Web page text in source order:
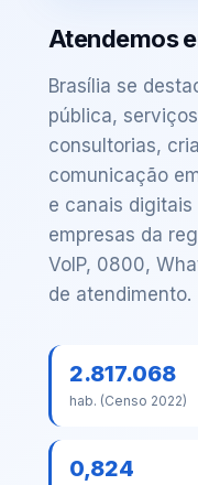
Atendemos
Brasília se
pública,
consultorias,
comunicação
e canais
empresas da
VoIP, 0800,
de atendimento.
2.817.068
hab. (Censo 2022)
0,824